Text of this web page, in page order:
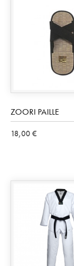
ZOORI PAILLE
18,00 €